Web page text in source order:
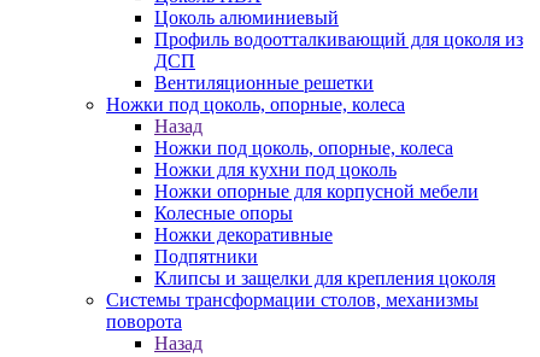
Цоколь алюминиевый
Профиль водоотталкивающий для цоколя из
ДСП
Вентиляционные решетки
Ножки под цоколь, опорные, колеса
Назад
Ножки под цоколь, опорные, колеса
Ножки для кухни под цоколь
Ножки опорные для корпусной мебели
Колесные опоры
Ножки декоративные
Подпятники
Клипсы и защелки для крепления цоколя
Системы трансформации столов, механизмы
поворота
Назад